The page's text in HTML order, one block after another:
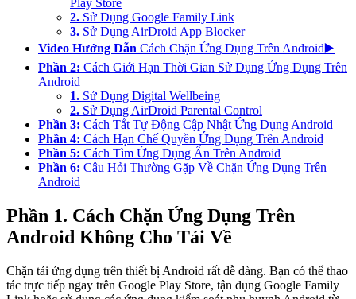
2. Sử Dụng Google Family Link
3. Sử Dụng AirDroid App Blocker
Video Hướng Dẫn Cách Chặn Ứng Dụng Trên Android▶️
Phần 2: Cách Giới Hạn Thời Gian Sử Dụng Ứng Dụng Trên
Android
1. Sử Dụng Digital Wellbeing
2. Sử Dụng AirDroid Parental Control
Phần 3: Cách Tắt Tự Động Cập Nhật Ứng Dụng Android
Phần 4: Cách Hạn Chế Quyền Ứng Dụng Trên Android
Phần 5: Cách Tìm Ứng Dụng Ẩn Trên Android
Phần 6: Câu Hỏi Thường Gặp Về Chặn Ứng Dụng Trên
Android
Phần 1. Cách Chặn Ứng Dụng Trên
Android Không Cho Tải Về
Chặn tải ứng dụng trên thiết bị Android rất dễ dàng. Bạn có thể thao
tác trực tiếp ngay trên Google Play Store, tận dụng Google Family